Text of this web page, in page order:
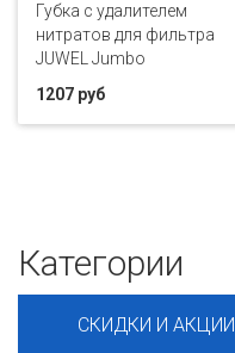
Губка с удалителем
нитратов для фильтра
JUWEL Jumbo
1207 руб
Категории
СКИДКИ И АКЦИИ